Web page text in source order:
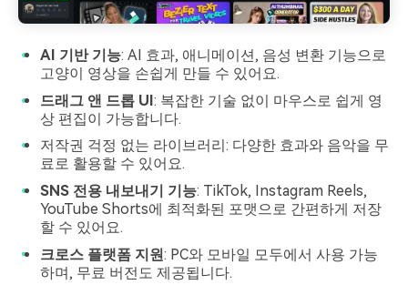
AI 기반 기능: AI 효과, 애니메이션, 음성 변환 기능으로
고양이 영상을 손쉽게 만들 수 있어요.
드래그 앤 드롭 UI: 복잡한 기술 없이 마우스로 쉽게 영
상 편집이 가능합니다.
저작권 걱정 없는 라이브러리: 다양한 효과와 음악을 무
료로 활용할 수 있어요.
SNS 전용 내보내기 기능: TikTok, Instagram Reels,
YouTube Shorts에 최적화된 포맷으로 간편하게 저장
할 수 있어요.
크로스 플랫폼 지원: PC와 모바일 모두에서 사용 가능
하며, 무료 버전도 제공됩니다.